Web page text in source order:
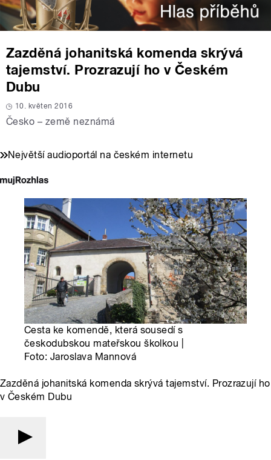
Zazděná johanitská komenda skrývá
tajemství. Prozrazují ho v Českém
Dubu
10. květen 2016
Česko – země neznámá
Největší audioportál na českém internetu
Cesta ke komendě, která sousedí s
českodubskou mateřskou školkou |
Foto: Jaroslava Mannová
Zazděná johanitská komenda skrývá tajemství. Prozrazují ho
v Českém Dubu